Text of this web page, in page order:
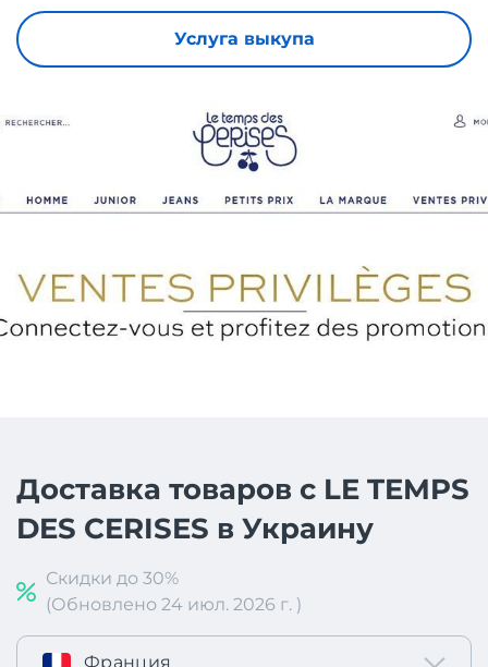
Услуга выкупа
Доставка товаров с LE TEMPS
DES CERISES в Украину
Скидки до 30%
(Обновлено 24 июл. 2026 г. )
Франция